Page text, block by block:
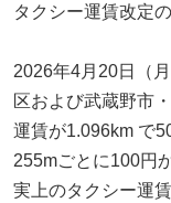
タクシー運賃改定
2026年4月20日（
区および武蔵野市
運賃が1.096km で
255mごとに100円
実上のタクシー運